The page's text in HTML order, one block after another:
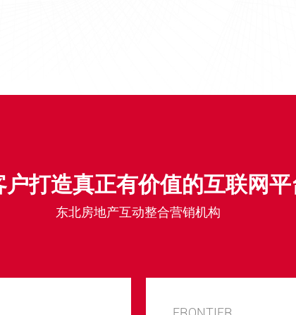
户打造真正有价值的互联网平
东北房地产互动整合营销机构